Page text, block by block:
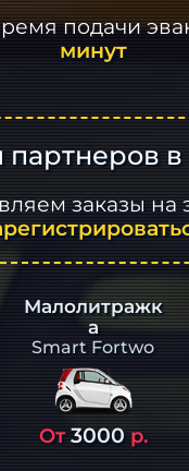
подачи
минут
в
заказы на
Малолитражк
а
Smart Fortwo
От3000р.